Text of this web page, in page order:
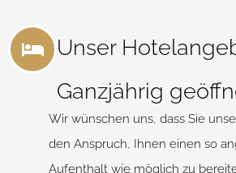
Unser
Ganzjährig
Wir wünschen uns, dass Sie
den Anspruch, Ihnen einen so
Aufenthalt wie möglich zu